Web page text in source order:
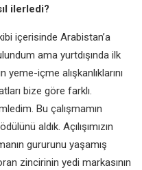
ilerledi?
içerisinde Arabistan’a
ama yurtdışında ilk
yeme-içme alışkanlıklarını
bize göre farklı.
Bu çalışmamın
aldık. Açılışımızın
gururunu yaşamış
zincirinin yedi markasının